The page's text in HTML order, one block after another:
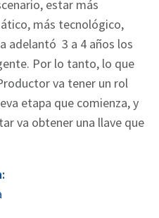
estar más
más tecnológico,
adelantó 3 a 4 años los
Por lo tanto, lo que
va tener un rol
etapa que comienza, y
va obtener una llave que